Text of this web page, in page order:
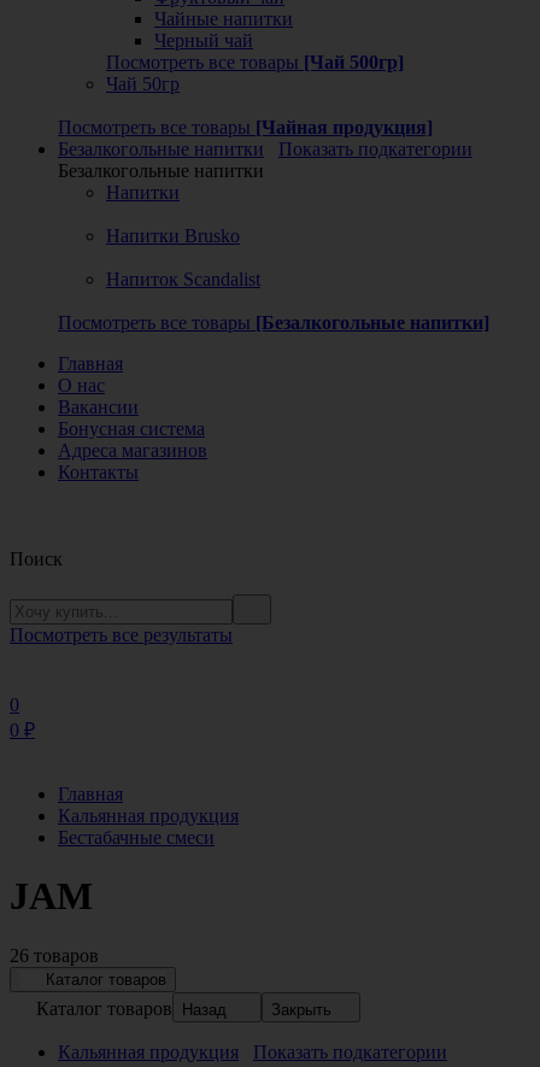
Чайные напитки
Черный чай
Посмотреть все товары [Чай 500гр]
Чай 50гр
Посмотреть все товары [Чайная продукция]
Безалкогольные напитки
Показать подкатегории
Безалкогольные напитки
Напитки
Напитки Brusko
Напиток Scandalist
Посмотреть все товары [Безалкогольные напитки]
Главная
О нас
Вакансии
Бонусная система
Адреса магазинов
Контакты
Поиск
Посмотреть все результаты
0
0 ₽
Главная
Кальянная продукция
Бестабачные смеси
JAM
26 товаров
Каталог товаров
Каталог товаров Назад Закрыть
Кальянная продукция
Показать подкатегории